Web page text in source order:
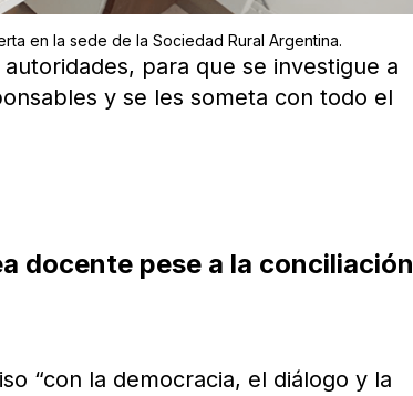
en la sede de la Sociedad Rural Argentina.
autoridades, para que se investigue a
y se les someta con todo el
docente pese a la conciliación
“con la democracia, el diálogo y la